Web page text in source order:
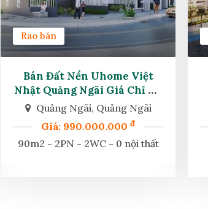
Rao bán
Bán Đất Nền Uhome Việt
Nhật Quảng Ngãi Giá Chỉ Từ
11tr/m2
Quảng Ngãi, Quảng Ngãi
Giá: 990.000.000 đ
90m2 - 2PN - 2WC - 0 nội thất